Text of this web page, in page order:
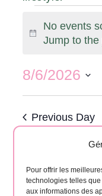
Pour offrir les
technologies telles
aux informations des
Notice
No events
Jump to the
8/6/2026
Select
date.
Previous Day